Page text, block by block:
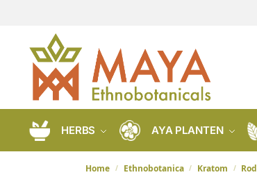
HERBS AYA PLANTEN
Home / Ethnobotanica / Kratom /